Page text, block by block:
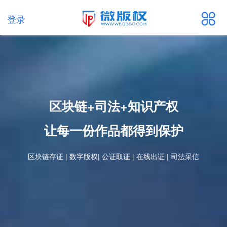
登录
区块链+司法+知识产权
让每一份作品都得到保护
区块链存证 | 数字版权| 公证取证 | 在线出证 | 司法采信